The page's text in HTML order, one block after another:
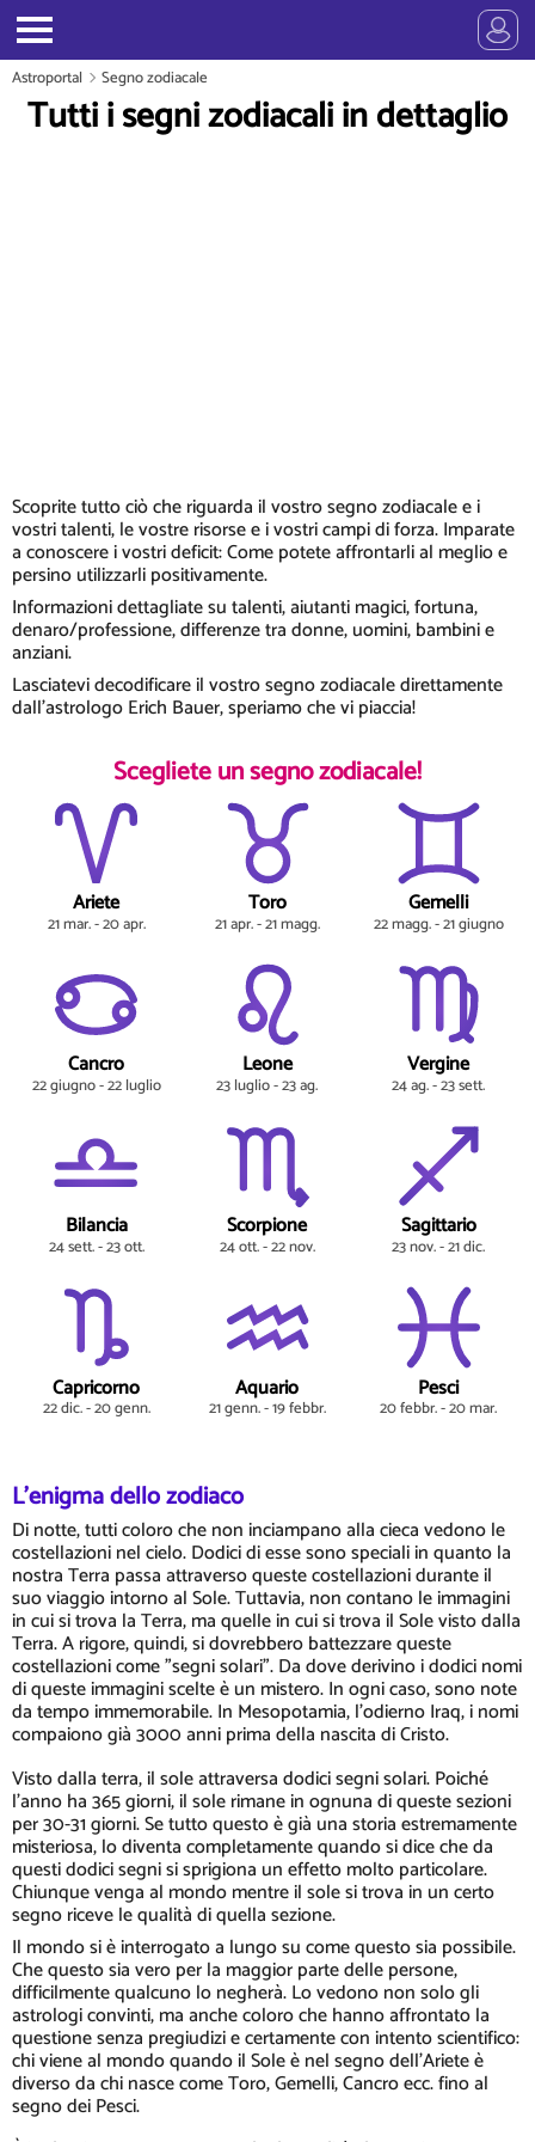
Astroportal Segno zodiacale
Tutti i segni zodiacali in dettaglio
Scoprite tutto ciò che riguarda il vostro segno zodiacale e i
vostri talenti, le vostre risorse e i vostri campi di forza. Imparate
a conoscere i vostri deficit: Come potete affrontarli al meglio e
persino utilizzarli positivamente.
Informazioni dettagliate su talenti, aiutanti magici, fortuna,
denaro/professione, differenze tra donne, uomini, bambini e
anziani.
Lasciatevi decodificare il vostro segno zodiacale direttamente
dall'astrologo Erich Bauer, speriamo che vi piaccia!
Scegliete un segno zodiacale!
Ariete
21 mar. - 20 apr.
Toro
21 apr. - 21 magg.
Gemelli
22 magg. - 21 giugno
Cancro
22 giugno - 22 luglio
Leone
23 luglio - 23 ag.
Vergine
24 ag. - 23 sett.
Bilancia
24 sett. - 23 ott.
Scorpione
24 ott. - 22 nov.
Sagittario
23 nov. - 21 dic.
Capricorno
22 dic. - 20 genn.
Aquario
21 genn. - 19 febbr.
Pesci
20 febbr. - 20 mar.
L'enigma dello zodiaco
Di notte, tutti coloro che non inciampano alla cieca vedono le
costellazioni nel cielo. Dodici di esse sono speciali in quanto la
nostra Terra passa attraverso queste costellazioni durante il
suo viaggio intorno al Sole. Tuttavia, non contano le immagini
in cui si trova la Terra, ma quelle in cui si trova il Sole visto dalla
Terra. A rigore, quindi, si dovrebbero battezzare queste
costellazioni come "segni solari". Da dove derivino i dodici nomi
di queste immagini scelte è un mistero. In ogni caso, sono note
da tempo immemorabile. In Mesopotamia, l'odierno Iraq, i nomi
compaiono già 3000 anni prima della nascita di Cristo.
Visto dalla terra, il sole attraversa dodici segni solari. Poiché
l'anno ha 365 giorni, il sole rimane in ognuna di queste sezioni
per 30-31 giorni. Se tutto questo è già una storia estremamente
misteriosa, lo diventa completamente quando si dice che da
questi dodici segni si sprigiona un effetto molto particolare.
Chiunque venga al mondo mentre il sole si trova in un certo
segno riceve le qualità di quella sezione.
Il mondo si è interrogato a lungo su come questo sia possibile.
Che questo sia vero per la maggior parte delle persone,
difficilmente qualcuno lo negherà. Lo vedono non solo gli
astrologi convinti, ma anche coloro che hanno affrontato la
questione senza pregiudizi e certamente con intento scientifico:
chi viene al mondo quando il Sole è nel segno dell'Ariete è
diverso da chi nasce come Toro, Gemelli, Cancro ecc. fino al
segno dei Pesci.